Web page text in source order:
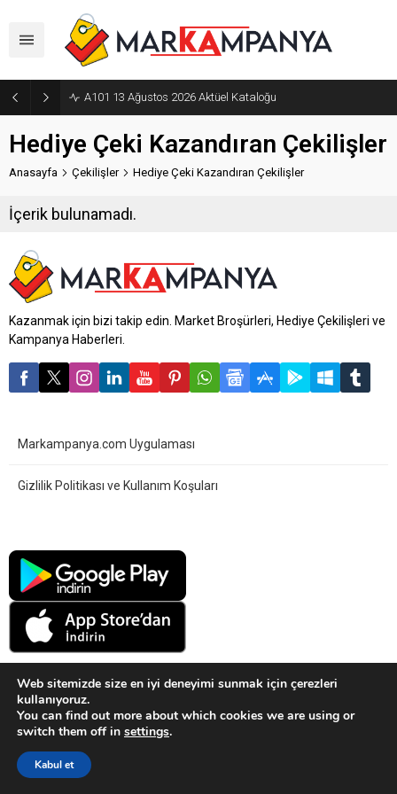
A101 13 Ağustos 2026 Aktüel Kataloğu
Hediye Çeki Kazandıran Çekilişler
Anasayfa Çekilişler Hediye Çeki Kazandıran Çekilişler
İçerik bulunamadı.
Kazanmak için bizi takip edin. Market Broşürleri, Hediye Çekilişleri ve
Kampanya Haberleri.
Markampanya.com Uygulaması
Gizlilik Politikası ve Kullanım Koşuları
Sitemiz bilgilendirme amaçlıdır. Kampanya ve Çekiliş ayrıntıları için
Web sitemizde size en iyi deneyimi sunmak için çerezleri
kullanıyoruz.
You can find out more about which cookies we are using or
switch them off in settings.
Kabul et